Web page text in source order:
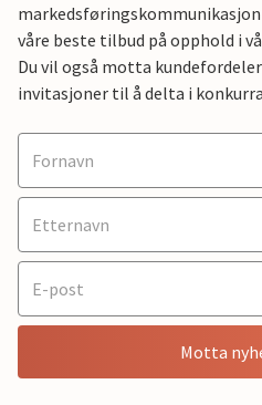
markedsføringskommunikasjon
våre beste tilbud på opphold i
Du vil også motta
invitasjoner til å delta i
Motta